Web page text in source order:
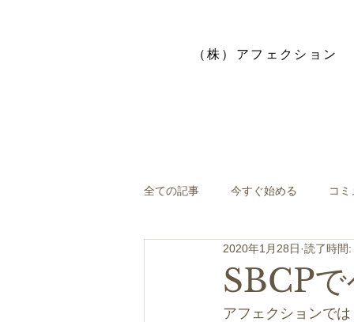
​（株）アフェクション
全ての記事 今すぐ始める コ
SBCP
2020年1月28日 読了時間
アフェクションでは